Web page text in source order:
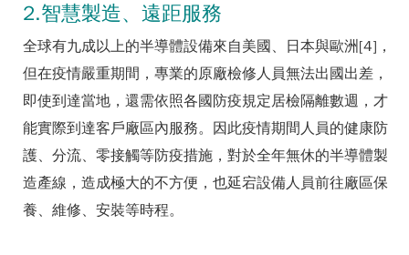
2.智慧製造、遠距服務
全球有九成以上的半導體設備來自美國、日本與歐洲[4]，
但在疫情嚴重期間，專業的原廠檢修人員無法出國出差，
即使到達當地，還需依照各國防疫規定居檢隔離數週，才
能實際到達客戶廠區內服務。因此疫情期間人員的健康防
護、分流、零接觸等防疫措施，對於全年無休的半導體製
造產線，造成極大的不方便，也延宕設備人員前往廠區保
養、維修、安裝等時程。